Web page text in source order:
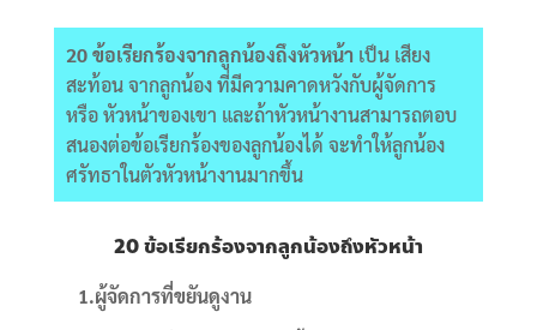
20 ข้อเรียกร้องจากลูกน้องถึงหัวหน้า เป็น เสียง
สะท้อน จากลูกน้อง ที่มีความคาดหวังกับผู้จัดการ
หรือ หัวหน้าของเขา และถ้าหัวหน้างานสามารถตอบ
สนองต่อข้อเรียกร้องของลูกน้องได้ จะทำให้ลูกน้อง
ศรัทธาในตัวหัวหน้างานมากขึ้น
20 ข้อเรียกร้องจากลูกน้องถึงหัวหน้า
1.ผู้จัดการที่ขยันดูงาน